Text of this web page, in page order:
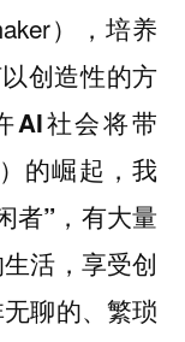
），培养
创造性的方
AI社会将带
的崛起，我
者”，有大量
活，享受创
聊的、繁琐